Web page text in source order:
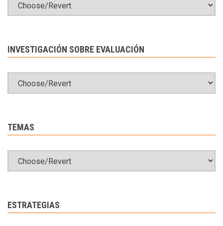
INVESTIGACIÓN SOBRE EVALUACIÓN
TEMAS
ESTRATEGIAS